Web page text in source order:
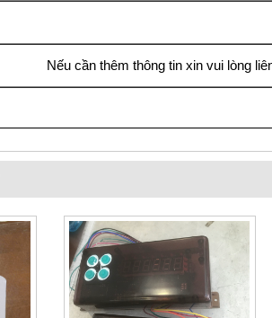
Nếu cần thêm thông tin xin vui lòng